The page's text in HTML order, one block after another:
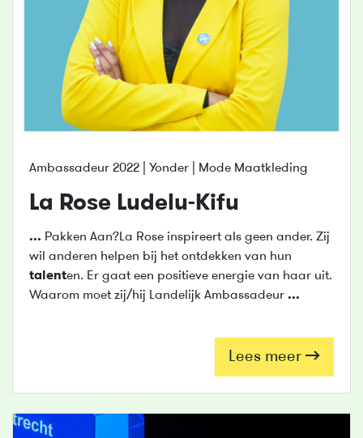
Ambassadeur 2022 | Yonder | Mode Maatkleding
La Rose Ludelu-Kifu
... Pakken Aan?La Rose inspireert als geen ander. Zij
wil anderen helpen bij het ontdekken van hun
talenten. Er gaat een positieve energie van haar uit.
Waarom moet zij/hij Landelijk Ambassadeur ...
Lees meer